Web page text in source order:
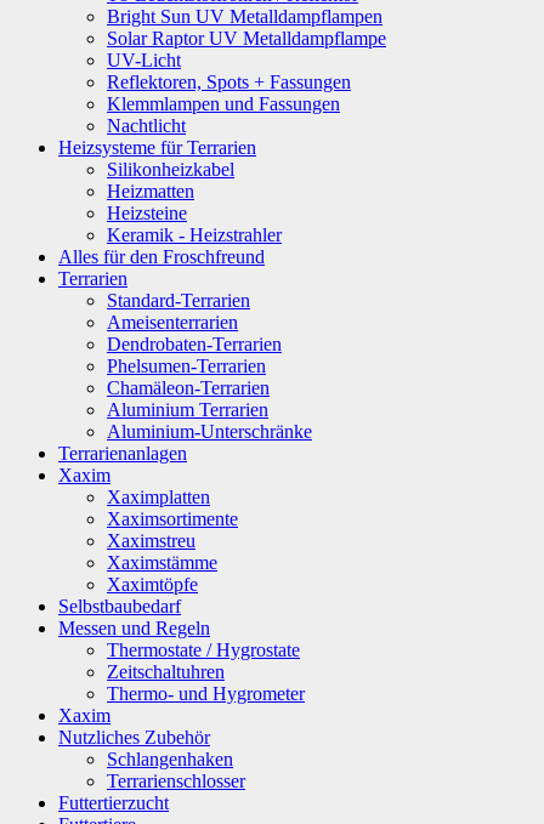
Bright Sun UV Metalldampflampen
Solar Raptor UV Metalldampflampe
UV-Licht
Reflektoren, Spots + Fassungen
Klemmlampen und Fassungen
Nachtlicht
Heizsysteme für Terrarien
Silikonheizkabel
Heizmatten
Heizsteine
Keramik - Heizstrahler
Alles für den Froschfreund
Terrarien
Standard-Terrarien
Ameisenterrarien
Dendrobaten-Terrarien
Phelsumen-Terrarien
Chamäleon-Terrarien
Aluminium Terrarien
Aluminium-Unterschränke
Terrarienanlagen
Xaxim
Xaximplatten
Xaximsortimente
Xaximstreu
Xaximstämme
Xaximtöpfe
Selbstbaubedarf
Messen und Regeln
Thermostate / Hygrostate
Zeitschaltuhren
Thermo- und Hygrometer
Xaxim
Nutzliches Zubehör
Schlangenhaken
Terrarienschlosser
Futtertierzucht